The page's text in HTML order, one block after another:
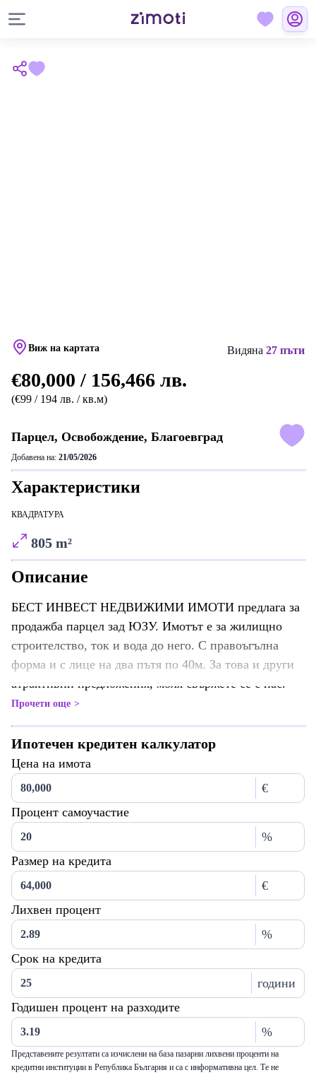
Виж на картата Видяна 27 пъти
€80,000 / 156,466 лв.
(€99 / 194 лв. / кв.м)
Парцел, Освобождение, Благоевград
Добавена на: 21/05/2026
Характеристики
КВАДРАТУРА
805 m²
Описание
БЕСТ ИНВЕСТ НЕДВИЖИМИ ИМОТИ предлага за
продажба парцел зад ЮЗУ. Имотът е за жилищно
строителство, ток и вода до него. С правоъгълна
форма и с лице на два пътя по 40м. За това и други
атрактивни предложения, моля свържете се с нас.
Прочети още
Ипотечен кредитен калкулатор
Цена на имота
€
Процент самоучастие
%
Размер на кредита
€
Лихвен процент
%
Срок на кредита
години
Годишен процент на разходите
%
Представените резултати са изчислени на база пазарни лихвени проценти на
кредитни институции в Република България и са с информативна цел. Те не